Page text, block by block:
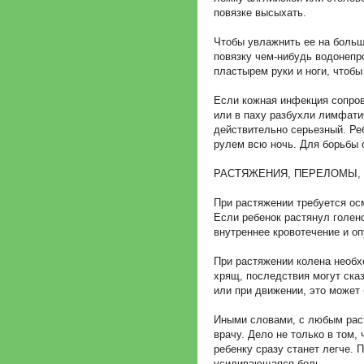
повязке высыхать.
Чтобы увлажнить ее на
повязку чем-нибудь
пластырем руки и ноги,
Если кожная инфекция
или в паху разбухли
действительно серьезный.
рулем всю ночь. Для борьбы
РАСТЯЖЕНИЯ,
При растяжении требуется
Если ребенок растянул
внутреннее кровотечение и
При растяжении колена
хрящ, последствия могут
или при движении, это может
Иными словами, с любым
врачу. Дело не только в
ребенку сразу станет